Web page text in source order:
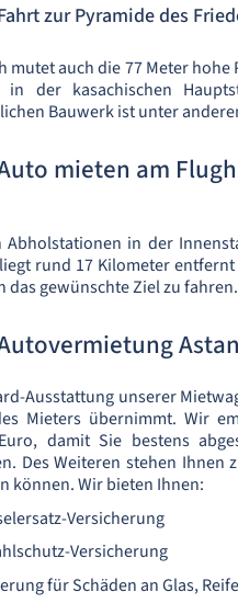
zur Pyramide des
mutet auch die 77 Meter
in der kasachischen
Bauwerk ist unter
mieten am
Abholstationen in der
rund 17 Kilometer
das gewünschte Ziel zu fahren.
Ausstattung unserer
Mieters übernimmt. Wir
damit Sie bestens
Des Weiteren stehen
können. Wir bieten Ihnen:
Versicherung
Versicherung
für Schäden an Glas,